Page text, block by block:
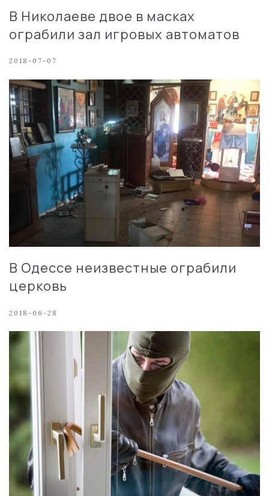
В Николаеве двое в масках
ограбили зал игровых автоматов
2018-07-07
В Одессе неизвестные ограбили
церковь
2018-06-28